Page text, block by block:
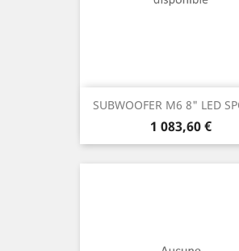
SUBWOOFER M6 8" LED
Prix
1 083,60 €